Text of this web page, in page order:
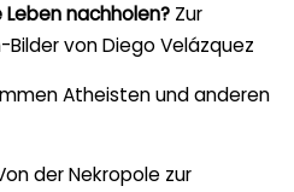
nachholen? Zur
von Diego Velázquez
Atheisten und anderen
der Nekropole zur